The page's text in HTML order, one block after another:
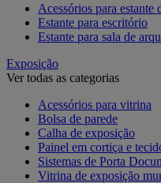
Acessórios para
Estante para escritório
Estante para sala de
Exposição
Ver todas as categorias
Acessórios para vitrina
Bolsa de parede
Calha de exposição
Painel em cortiça e
Sistemas de Porta
Vitrina de exposição